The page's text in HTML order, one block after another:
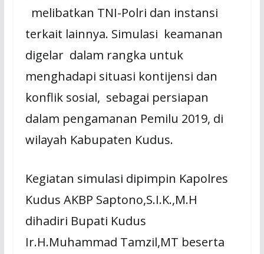
melibatkan TNI-Polri dan instansi
terkait lainnya. Simulasi keamanan
digelar dalam rangka untuk
menghadapi situasi kontijensi dan
konflik sosial, sebagai persiapan
dalam pengamanan Pemilu 2019, di
wilayah Kabupaten Kudus.
Kegiatan simulasi dipimpin Kapolres
Kudus AKBP Saptono,S.I.K.,M.H
dihadiri Bupati Kudus
Ir.H.Muhammad Tamzil,MT beserta